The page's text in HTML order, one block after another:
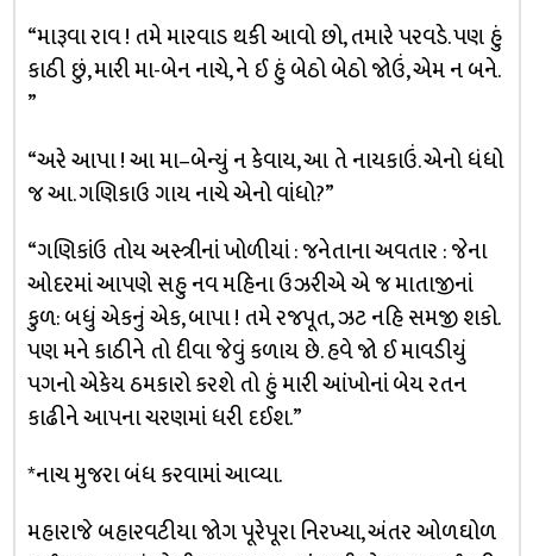
“મારૂવા રાવ ! તમે મારવાડ થકી આવો છો, તમારે પરવડે. પણ હું
કાઠી છું, મારી મા-બેન નાચે, ને ઈ હું બેઠો બેઠો જોઉં, એમ ન બને.
”
“અરે આપા ! આ મા–બેન્યું ન કેવાય, આ તે નાયકાઉં. એનો ધંધો
જ આ. ગણિકાઉ ગાય નાચે એનો વાંધો?”
“ગણિકાંઉ તોય અસ્ત્રીનાં ખોળીયાં : જનેતાના અવતાર : જેના
ઓદરમાં આપણે સહુ નવ મહિના ઉઝરીએ એ જ માતાજીનાં
કુળ: બધું એકનું એક, બાપા ! તમે રજપૂત, ઝટ નહિ સમજી શકો.
પણ મને કાઠીને તો દીવા જેવું કળાય છે. હવે જો ઈ માવડીયું
પગનો એકેય ઠમકારો કરશે તો હું મારી આંંખોનાં બેય રતન
કાઢીને આપના ચરણમાં ધરી દઈશ.”
*નાચ મુજરા બંધ કરવામાં આવ્યા.
મહારાજે બહારવટીયા જોગ પૂરેપૂરા નિરખ્યા, અંતર ઓળઘોળ